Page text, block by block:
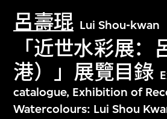
呂壽琨 Lui Shou-kwan
「近世水彩展：
港）」展覽目錄
catalogue, Exhibition of
Watercolours: Lui Shou